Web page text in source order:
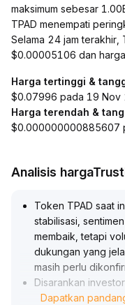
maksimum sebesar
TPAD menempati
Selama 24 jam terakhir,
$0.00005106 dan
Harga tertinggi &
$0.07996 pada 19 Nov
Harga terendah &
$0.000000000885607
Analisis
Token TPAD saat
stabilisasi,
membaik, tetapi
dukungan yang
masih perlu
Disarankan
sebagai area
Dapatkan